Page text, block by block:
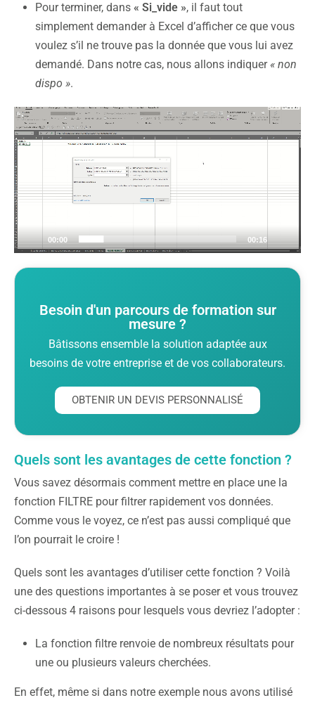
Pour terminer, dans « Si_vide », il faut tout
simplement demander à Excel d’afficher ce que vous
voulez s’il ne trouve pas la donnée que vous lui avez
demandé. Dans notre cas, nous allons indiquer « non
dispo ».
Lecteur
vidéo
00:00 00:16
Besoin d'un parcours de formation sur
mesure ?
Bâtissons ensemble la solution adaptée aux
besoins de votre entreprise et de vos collaborateurs.
OBTENIR UN DEVIS PERSONNALISÉ
Quels sont les avantages de cette fonction ?
Vous savez désormais comment mettre en place une la
fonction FILTRE pour filtrer rapidement vos données.
Comme vous le voyez, ce n’est pas aussi compliqué que
l’on pourrait le croire !
Quels sont les avantages d’utiliser cette fonction ? Voilà
une des questions importantes à se poser et vous trouvez
ci-dessous 4 raisons pour lesquels vous devriez l’adopter :
La fonction filtre renvoie de nombreux résultats pour
une ou plusieurs valeurs cherchées.
En effet, même si dans notre exemple nous avons utilisé